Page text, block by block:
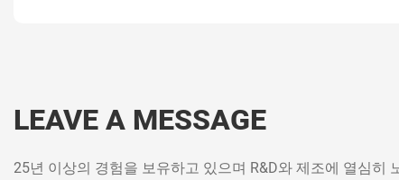
LEAVE A MESSAGE
25년 이상의 경험을 보유하고 있으며 R&D와 제조에 열심히